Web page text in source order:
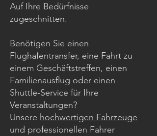
Auf Ihre Bedürfnisse
zugeschnitten.
Benötigen Sie einen
Flughafentransfer, eine Fahrt zu
einem Geschäftstreffen, einen
Familienausflug oder einen
Shuttle-Service für Ihre
Veranstaltungen?
Unsere hochwertigen Fahrzeuge
und professionellen Fahrer